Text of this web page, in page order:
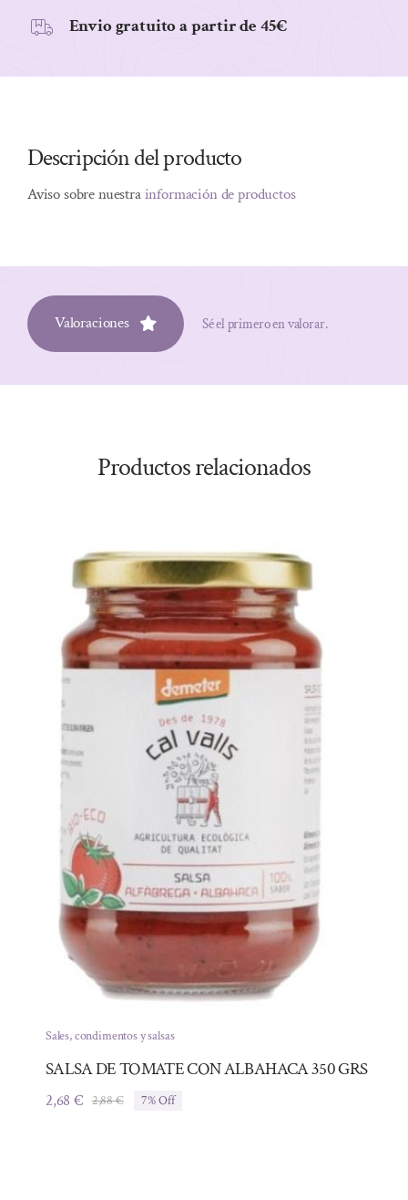
Envio gratuito a partir de 45€
Descripción del producto
Aviso sobre nuestrainformación de productos
Valoraciones Sé el primero en valorar.
Productos relacionados
Sales, condimentos y salsas
SALSA DE TOMATE CON ALBAHACA 350 GRS
2,88€El
2,68€
El
7% Off